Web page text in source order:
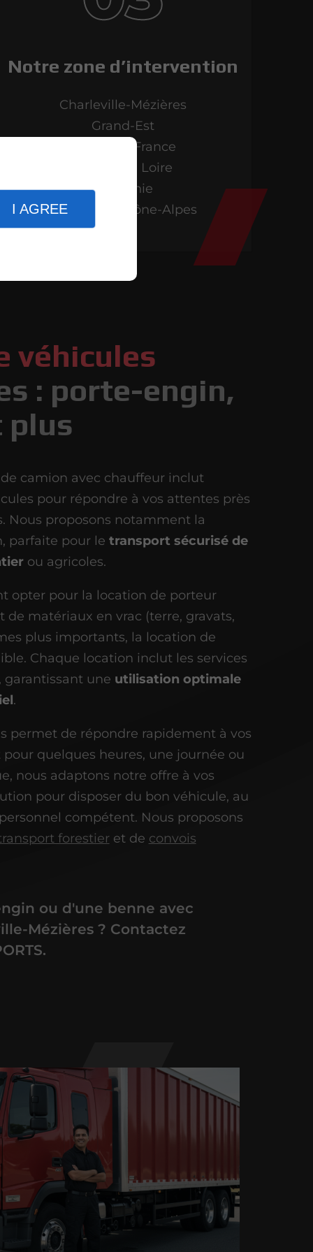
I AGREE
Notre zone d’intervention
Charleville-Mézières
Grand-Est
Hauts-de-France
Pays de la Loire
Occitanie
Auvergne-Rhône-Alpes
véhicules
: porte-engin,
plus
camion avec chauffeur inclut
pour répondre à vos attentes près
Nous proposons notamment la
parfaite pour le transport sécurisé de
ou agricoles.
opter pour la location de porteur
matériaux en vrac (terre, gravats,
plus importants, la location de
Chaque location inclut les services
une utilisation optimale
.
permet de répondre rapidement à vos
quelques heures, une journée ou
nous adaptons notre offre à vos
pour disposer du bon véhicule, au
compétent. Nous proposons
forestier et de convois
ou d'une benne avec
Mézières ? Contactez